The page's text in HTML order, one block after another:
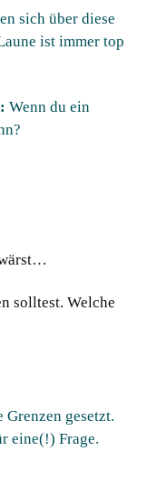
sich über diese
ist immer top
Wenn du ein
solltest. Welche
Grenzen gesetzt.
eine(!) Frage.